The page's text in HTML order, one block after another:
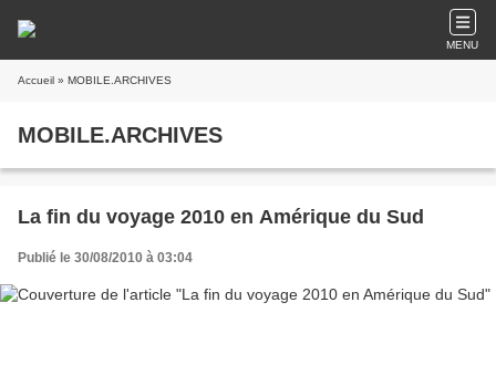
MENU
Accueil » MOBILE.ARCHIVES
MOBILE.ARCHIVES
La fin du voyage 2010 en Amérique du Sud
Publié le 30/08/2010 à 03:04